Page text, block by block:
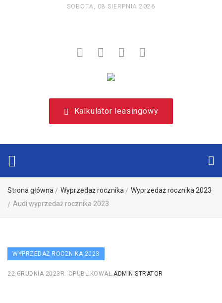
SOBOTA, 08 SIERPNIA 2026
Kalkulator leasingowy
Strona główna Wyprzedaż rocznika
Wyprzedaż rocznika 2023
Audi wyprzedaż rocznika 2023
WYPRZEDAŻ ROCZNIKA 2023
22 GRUDNIA 2023R. OPUBLIKOWAŁ ADMINISTRATOR